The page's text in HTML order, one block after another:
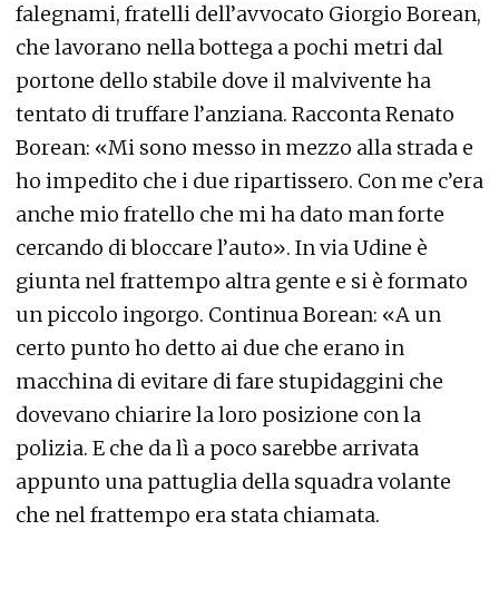
falegnami, fratelli dell’avvocato Giorgio Borean,
che lavorano nella bottega a pochi metri dal
portone dello stabile dove il malvivente ha
tentato di truffare l’anziana. Racconta Renato
Borean: «Mi sono messo in mezzo alla strada e
ho impedito che i due ripartissero. Con me c’era
anche mio fratello che mi ha dato man forte
cercando di bloccare l’auto». In via Udine è
giunta nel frattempo altra gente e si è formato
un piccolo ingorgo. Continua Borean: «A un
certo punto ho detto ai due che erano in
macchina di evitare di fare stupidaggini che
dovevano chiarire la loro posizione con la
polizia. E che da lì a poco sarebbe arrivata
appunto una pattuglia della squadra volante
che nel frattempo era stata chiamata.